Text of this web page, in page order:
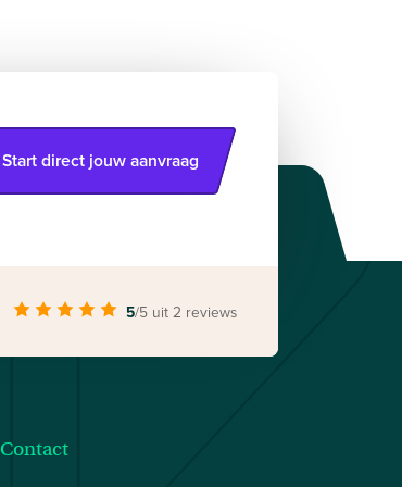
Start direct jouw aanvraag
5/5 uit 2 reviews
Contact